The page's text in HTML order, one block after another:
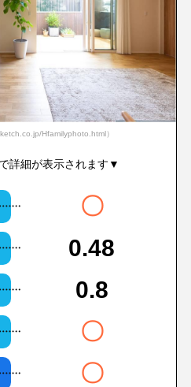
Hfamilyphoto.html）
詳細が表示されます▼
〇
0.48
0.8
〇
〇